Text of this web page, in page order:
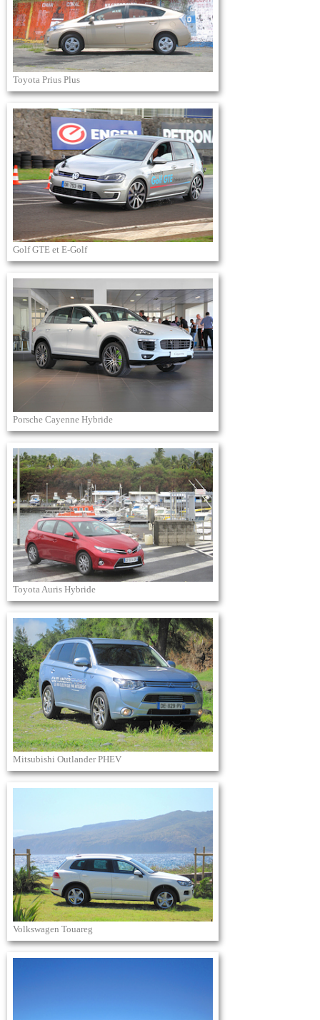
Toyota Prius Plus
Golf GTE et E-Golf
Porsche Cayenne Hybride
Toyota Auris Hybride
Mitsubishi Outlander PHEV
Volkswagen Touareg